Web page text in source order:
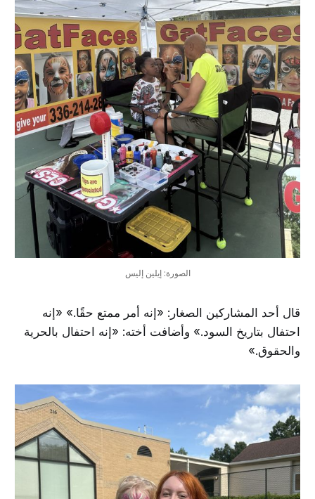
الصورة: إيلين إليس
قال أحد المشاركين الصغار: «إنه أمر ممتع حقًا.» «إنه
احتفال بتاريخ السود.» وأضافت أخته: «إنه احتفال بالحرية
والحقوق.»